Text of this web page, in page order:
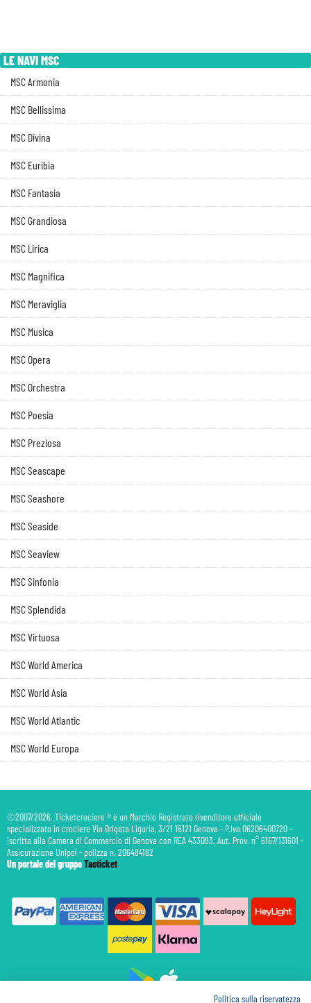
LE NAVI MSC
MSC Armonia
MSC Bellissima
MSC Divina
MSC Euribia
MSC Fantasia
MSC Grandiosa
MSC Lirica
MSC Magnifica
MSC Meraviglia
MSC Musica
MSC Opera
MSC Orchestra
MSC Poesia
MSC Preziosa
MSC Seascape
MSC Seashore
MSC Seaside
MSC Seaview
MSC Sinfonia
MSC Splendida
MSC Virtuosa
MSC World America
MSC World Asia
MSC World Atlantic
MSC World Europa
©2007/2026. Ticketcrociere ® è un Marchio Registrato rivenditore ufficiale
specializzato in crociere Via Brigata Liguria, 3/21 16121 Genova - P.Iva 06206400720 -
Iscritta alla Camera di Commercio di Genova con REA 433093. Aut. Prov. n° 6167/131601 -
Assicurazione Unipol - polizza n. 206484182
Un portale del gruppoTaoticket
Politica sulla riservatezza